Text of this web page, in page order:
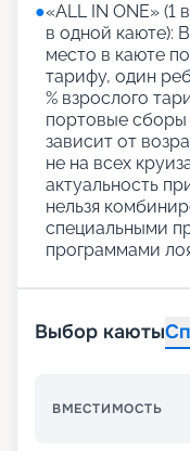
●«АLL IN ONE» (1
в одной каюте):
место в каюте
тарифу, один
% взрослого
портовые
зависит от
не на всех
актуальность
нельзя
специальными
программами
Выбор каюты
ВМЕСТИМОСТЬ